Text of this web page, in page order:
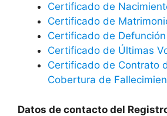
Certificado de
Certificado de
Certificado de Defunción
Certificado de Últimas
Certificado de Contrato
Cobertura de
Datos de contacto del